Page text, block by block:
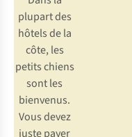
plupart des
hôtels de la
côte, les
petits chiens
sont les
bienvenus.
Vous devez
juste payer